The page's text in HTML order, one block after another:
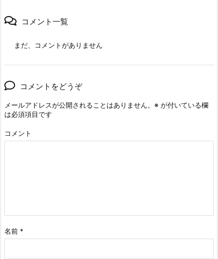
コメント一覧
まだ、コメントがありません
コメントをどうぞ
メールアドレスが公開されることはありません。 ※ が付いている欄
は必須項目です
コメント
名前 *